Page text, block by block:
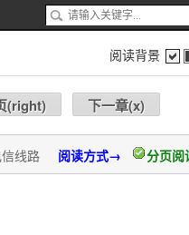
阅读背景
色
(right) 下一章(x)
阅读方式→ 分页阅
线路